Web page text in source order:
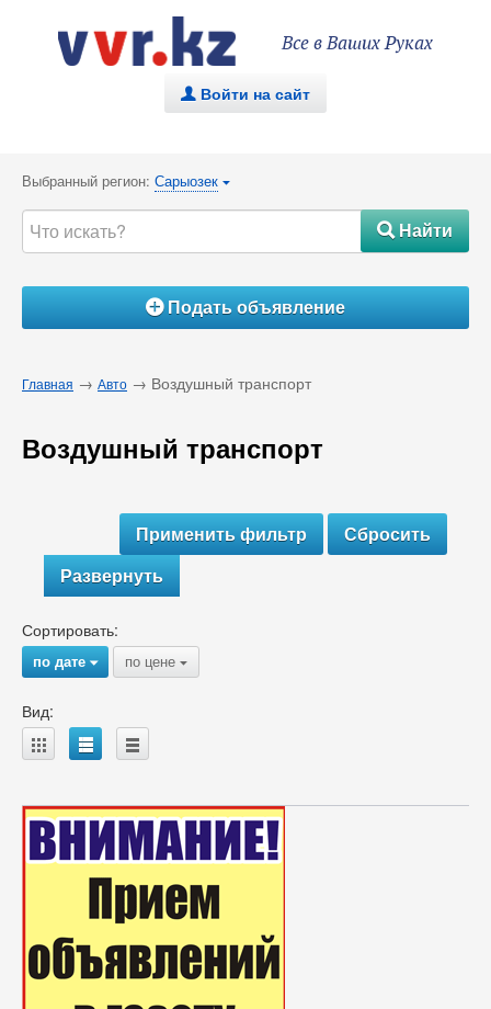
Все в Ваших Руках
. Войти на сайт
Выбранный регион: Сарыозек {
#Найти
ÁПодать объявление
Главная → Авто → Воздушный транспорт
Воздушный транспорт
Развернуть
Сортировать:
по дате{ по цене {
Вид:
A B C